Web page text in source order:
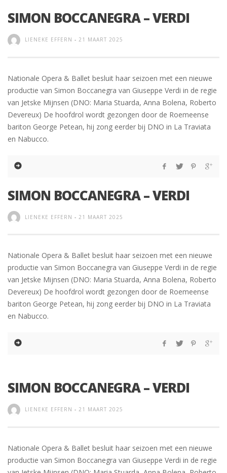
SIMON BOCCANEGRA – VERDI
LIENEKE EFFERN - 21 MAART 2025
Nationale Opera & Ballet besluit haar seizoen met een nieuwe
productie van Simon Boccanegra van Giuseppe Verdi in de regie
van Jetske Mijnsen (DNO: Maria Stuarda, Anna Bolena, Roberto
Devereux) De hoofdrol wordt gezongen door de Roemeense
bariton George Petean, hij zong eerder bij DNO in La Traviata
en Nabucco.
SIMON BOCCANEGRA – VERDI
LIENEKE EFFERN - 21 MAART 2025
Nationale Opera & Ballet besluit haar seizoen met een nieuwe
productie van Simon Boccanegra van Giuseppe Verdi in de regie
van Jetske Mijnsen (DNO: Maria Stuarda, Anna Bolena, Roberto
Devereux) De hoofdrol wordt gezongen door de Roemeense
bariton George Petean, hij zong eerder bij DNO in La Traviata
en Nabucco.
SIMON BOCCANEGRA – VERDI
LIENEKE EFFERN - 21 MAART 2025
Nationale Opera & Ballet besluit haar seizoen met een nieuwe
productie van Simon Boccanegra van Giuseppe Verdi in de regie